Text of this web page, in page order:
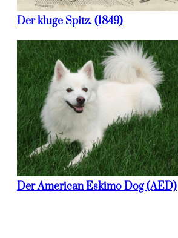
Der kluge Spitz. (1849)
Der American Eskimo Dog (AED)